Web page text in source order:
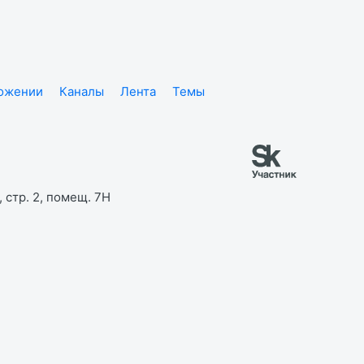
Каналы Лента
Темы
стр. 2, помещ. 7Н